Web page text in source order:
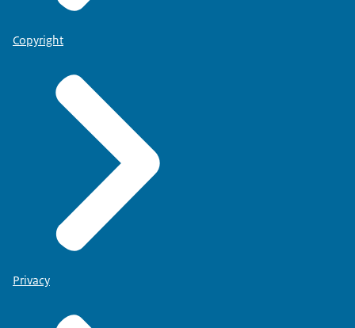
Copyright
Privacy